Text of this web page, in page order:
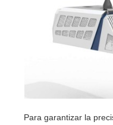
Para garantizar la